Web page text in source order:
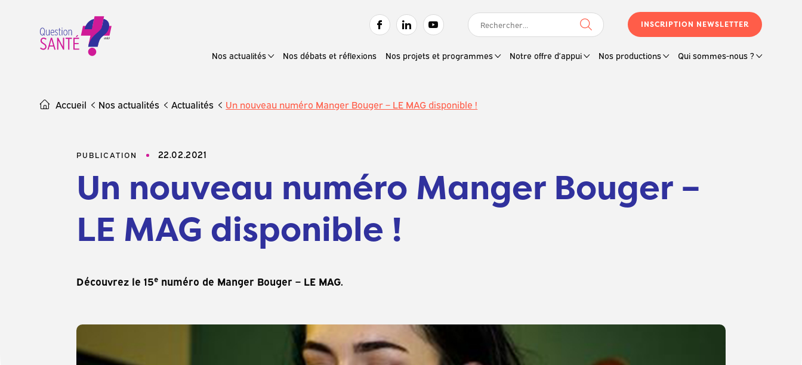
RECHERCHER :
INSCRIPTION NEWSLETTER
Nos actualités Nos débats et réflexions Nos projets et programmes Notre offre d’appui Nos productions Qui sommes-nous ?
Accueil Nos actualités Actualités Un nouveau numéro Manger Bouger – LE MAG disponible !
PUBLICATION 22.02.2021
Un nouveau numéro Manger Bouger –
LE MAG disponible !
Découvrez le 15enuméro de Manger Bouger – LE MAG.